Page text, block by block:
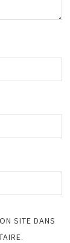
SITE DANS